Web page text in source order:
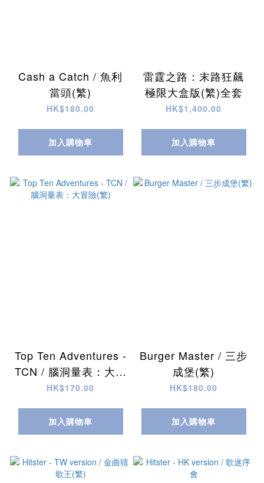
Cash a Catch / 魚利
當頭(繁)
HK$180.00
加入購物車
雷霆之路：末路狂飆
極限大盒版(繁)全套
HK$1,400.00
加入購物車
Top Ten Adventures -
TCN / 腦洞量表：大冒
險(繁)
HK$170.00
加入購物車
Burger Master / 三步
成堡(繁)
HK$180.00
加入購物車